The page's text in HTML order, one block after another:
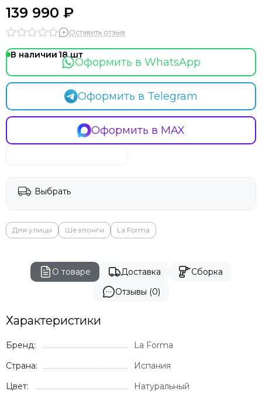
139 990 ₽
Оставить отзыв
В наличии 18
Оформить в WhatsApp
Оформить в Telegram
Оформить в MAX
Выбрать
Для улицы Шезлонги La Forma
О товаре Доставка
Сборка
Отзывы (0)
Характеристики
Бренд:
La Forma
Страна:
Испания
Цвет:
Натуральный